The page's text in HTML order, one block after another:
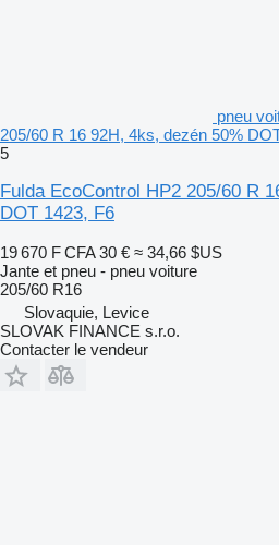
pneu
205/60 R 16 92H, 4ks, dezén 50%
5
Fulda EcoControl HP2 205/60 R
DOT 1423, F6
19 670 F CFA 30 € ≈ 34,66 $US
Jante et pneu - pneu voiture
205/60 R16
Slovaquie, Levice
SLOVAK FINANCE s.r.o.
Contacter le vendeur